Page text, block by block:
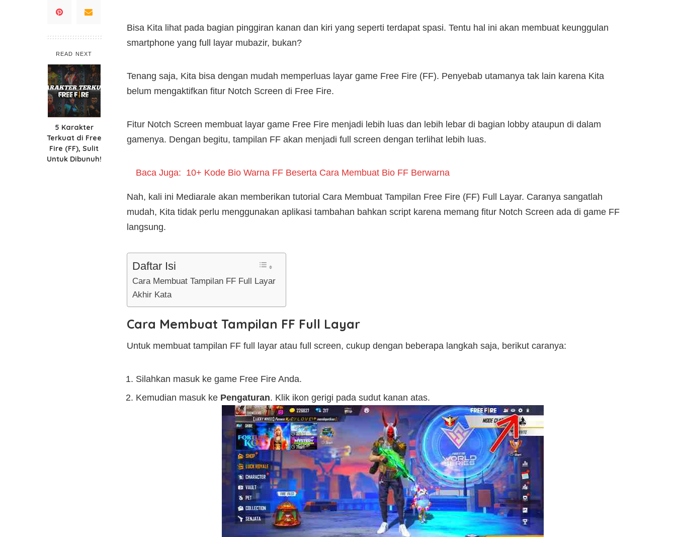
READ NEXT
5 Karakter
Terkuat di Free
Fire (FF), Sulit
Untuk Dibunuh!
Bisa Kita lihat pada bagian pinggiran kanan dan kiri yang seperti terdapat spasi. Tentu hal ini akan membuat keunggulan
smartphone yang full layar mubazir, bukan?
Tenang saja, Kita bisa dengan mudah memperluas layar game Free Fire (FF). Penyebab utamanya tak lain karena Kita
belum mengaktifkan fitur Notch Screen di Free Fire.
Fitur Notch Screen membuat layar game Free Fire menjadi lebih luas dan lebih lebar di bagian lobby ataupun di dalam
gamenya. Dengan begitu, tampilan FF akan menjadi full screen dengan terlihat lebih luas.
Baca Juga: 10+ Kode Bio Warna FF Beserta Cara Membuat Bio FF Berwarna
Nah, kali ini Mediarale akan memberikan tutorial Cara Membuat Tampilan Free Fire (FF) Full Layar. Caranya sangatlah
mudah, Kita tidak perlu menggunakan aplikasi tambahan bahkan script karena memang fitur Notch Screen ada di game FF
langsung.
Daftar Isi
Cara Membuat Tampilan FF Full Layar
Akhir Kata
Cara Membuat Tampilan FF Full Layar
Untuk membuat tampilan FF full layar atau full screen, cukup dengan beberapa langkah saja, berikut caranya:
Silahkan masuk ke game Free Fire Anda.
Kemudian masuk ke Pengaturan. Klik ikon gerigi pada sudut kanan atas.